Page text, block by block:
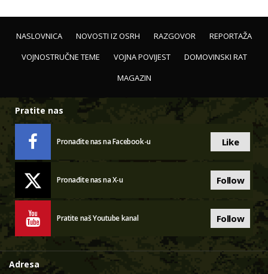
NASLOVNICA NOVOSTI IZ OSRH RAZGOVOR
REPORTAŽA
VOJNOSTRUČNE TEME
VOJNA POVIJEST
DOMOVINSKI RAT
MAGAZIN
Pratite nas
Pronađite nas na Facebook-u Like
Pronađite nas na X-u Follow
Pratite naš Youtube kanal Follow
Adresa